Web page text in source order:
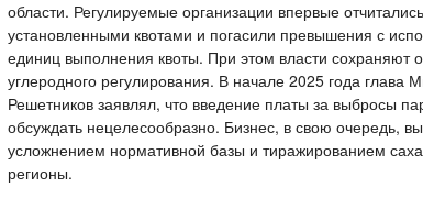
области. Регулируемые организации впервые
установленными квотами и погасили превышения с
единиц выполнения квоты. При этом власти сохраняют
углеродного регулирования. В начале 2025 года глава
Решетников заявлял, что введение платы за выбросы
обсуждать нецелесообразно. Бизнес, в свою очередь,
усложнением нормативной базы и тиражированием
регионы.